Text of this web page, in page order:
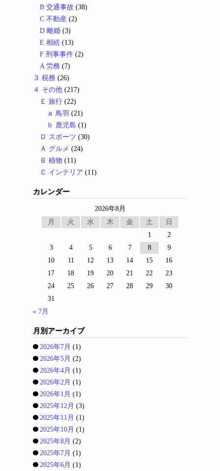
B 交通事故 (38)
C 不動産 (2)
D 離婚 (3)
E 相続 (13)
F 刑事事件 (2)
A 労務 (7)
３ 税務 (26)
４ その他 (217)
Ｅ 旅行 (22)
ａ 鳥羽 (21)
ｂ 鹿児島 (1)
Ｄ スポーツ (30)
Ａ グルメ (24)
Ｂ 植物 (11)
Ｃ インテリア (11)
カレンダー
2026年8月
月
火 水 木 金 土
日
1
2
3
4 5 6 7 8
9
10
11 12 13 14 15
16
17
18 19 20 21 22
23
24
25 26 27 28 29
30
31
« 7月
月別アーカイブ
2026年7月 (1)
2026年5月 (2)
2026年4月 (1)
2026年2月 (1)
2026年1月 (1)
2025年12月 (3)
2025年11月 (1)
2025年10月 (1)
2025年8月 (2)
2025年7月 (1)
2025年6月 (1)